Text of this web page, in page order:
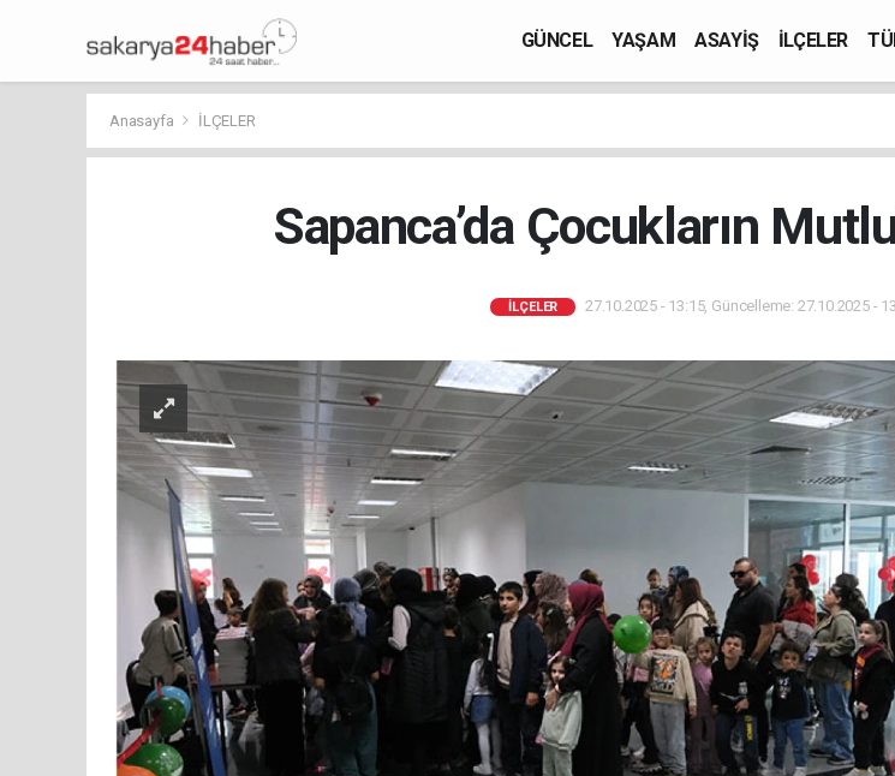
GÜNCEL YAŞAM ASAYİŞ İLÇELER
Anasayfa İLÇELER
Sapanca’da Çocukların
İLÇELER 27.10.2025 - 13:15, Güncelleme: 27.10.2025 -